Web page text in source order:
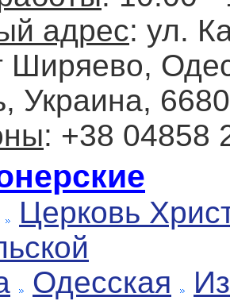
адрес: ул.
Ширяево,
Украина,
: +38 04858
Церковь
Одесская